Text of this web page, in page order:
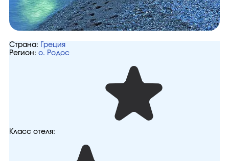
Страна:
Греция
Регион: о. Родос
Класс отеля: